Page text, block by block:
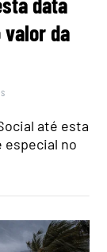
da
até esta
especial no